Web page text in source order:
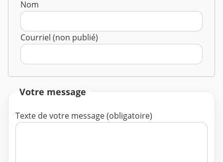
Nom
Courriel (non publié)
Votre message
Texte de votre message (obligatoire)